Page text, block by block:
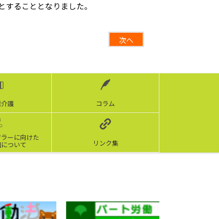
ることとなりました。
次へ
護 コラム
ーに向けた
ついて リンク集